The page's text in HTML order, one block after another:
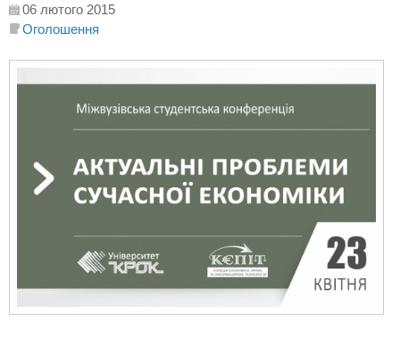
06 лютого 2015
Оголошення